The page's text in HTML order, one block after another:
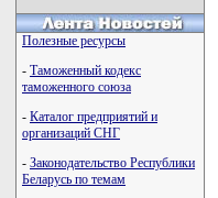
Полезные ресурсы
- Таможенный кодекс
таможенного союза
- Каталог предприятий и
организаций СНГ
- Законодательство Республики
Беларусь по темам